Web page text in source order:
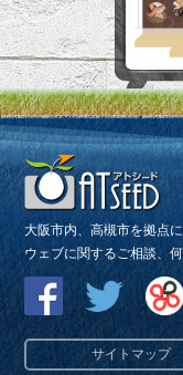
大阪市内、高槻市を拠点に
ウェブに関するご相談、
サイトマップ